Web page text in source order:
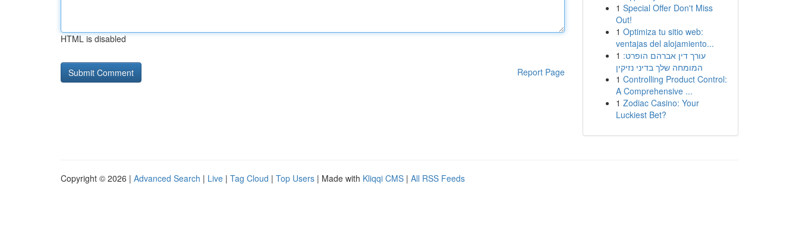
HTML is disabled
Report Page
1 Special Offer Don't Miss
Out!
1 Optimiza tu sitio web:
ventajas del alojamiento...
1 עורך דין אברהם הופרט:
המומחה שלך בדיני נזיקין
1 Controlling Product Control:
A Comprehensive ...
1 Zodiac Casino: Your
Luckiest Bet?
Copyright © 2026 | Advanced Search | Live | Tag Cloud | Top Users | Made with Kliqqi CMS | All RSS Feeds